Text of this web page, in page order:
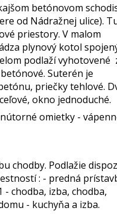
betónovom
od Nádražnej ulice).
priestory. V malom
plynový kotol
podlaží vyhotovené
Suterén je
priečky tehlové.
okno jednoduché.
omietky -
chodby. Podlažie
: - predná
chodba, izba, chodba,
- kuchyňa a izba.